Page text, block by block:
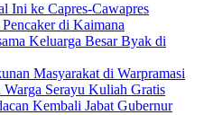
Ini ke Capres-Cawapres
di Kaimana
Keluarga Besar Byak di
Masyarakat di Warpramasi
Serayu Kuliah Gratis
Kembali Jabat Gubernur